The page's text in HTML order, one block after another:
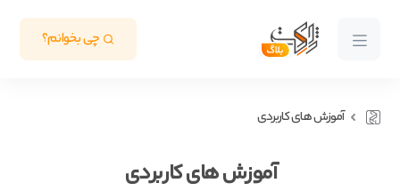
چی بخوانم؟
آموزش های کاربردی
آموزش های کاربردی